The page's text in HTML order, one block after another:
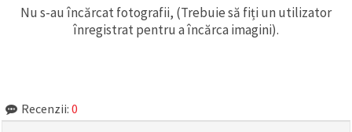
Nu s-au încărcat fotografii, (Trebuie să fiți un utilizator
înregistrat pentru a încărca imagini).
Recenzii: 0